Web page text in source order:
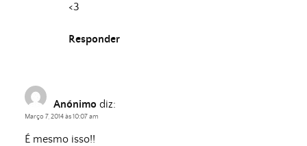
<3
Responder
Anónimo diz:
Março 7, 2014 às 10:07 am
É mesmo isso!!